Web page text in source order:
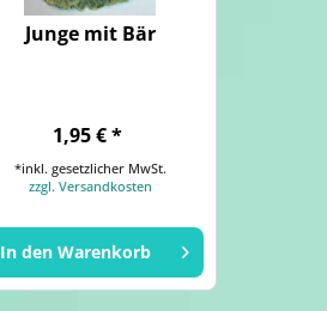
Junge mit Bär
1,95 € *
*inkl. gesetzlicher MwSt.
zzgl. Versandkosten
In den Warenkorb